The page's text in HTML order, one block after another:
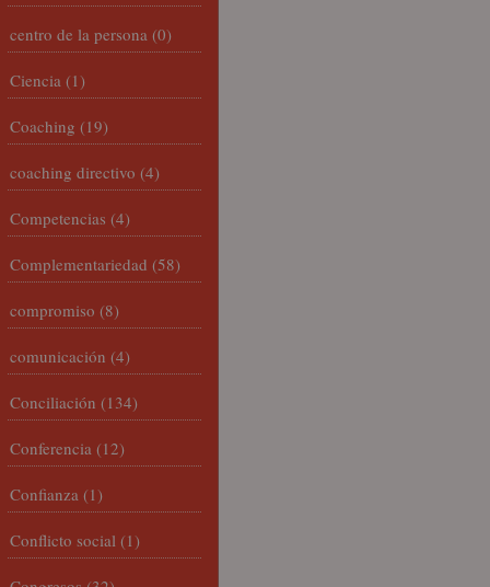
centro de la persona (0)
Ciencia (1)
Coaching (19)
coaching directivo (4)
Competencias (4)
Complementariedad (58)
compromiso (8)
comunicación (4)
Conciliación (134)
Conferencia (12)
Confianza (1)
Conflicto social (1)